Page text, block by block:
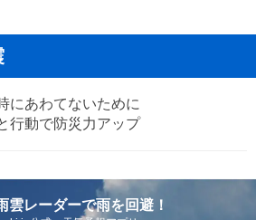
にあわてないために
行動で防災力アップ
雲レーダーで雨を回避！